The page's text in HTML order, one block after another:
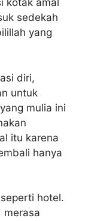
kotak amal
sedekah
yang
diri,
untuk
mulia ini
itu karena
hanya
hotel.
merasa